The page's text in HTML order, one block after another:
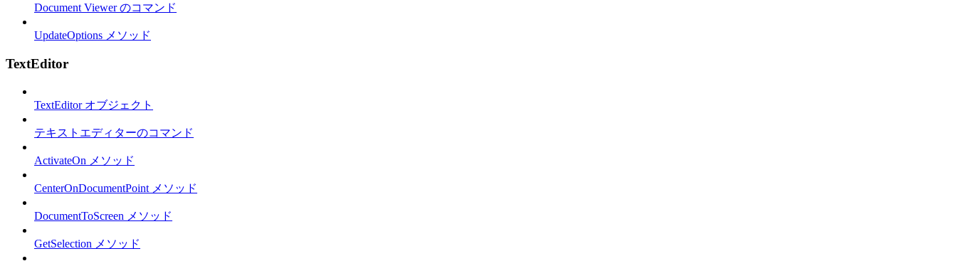
Document Viewer のコマンド
UpdateOptions メソッド
TextEditor
TextEditor オブジェクト
テキストエディターのコマンド
ActivateOn メソッド
CenterOnDocumentPoint メソッド
DocumentToScreen メソッド
GetSelection メソッド